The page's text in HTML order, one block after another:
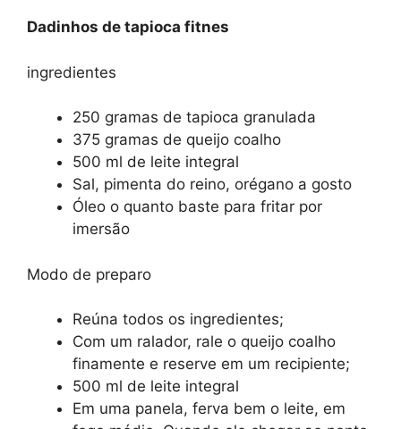
Dadinhos de tapioca fitnes
ingredientes
250 gramas de tapioca granulada
375 gramas de queijo coalho
500 ml de leite integral
Sal, pimenta do reino, orégano a gosto
Óleo o quanto baste para fritar por
imersão
Modo de preparo
Reúna todos os ingredientes;
Com um ralador, rale o queijo coalho
finamente e reserve em um recipiente;
500 ml de leite integral
Em uma panela, ferva bem o leite, em